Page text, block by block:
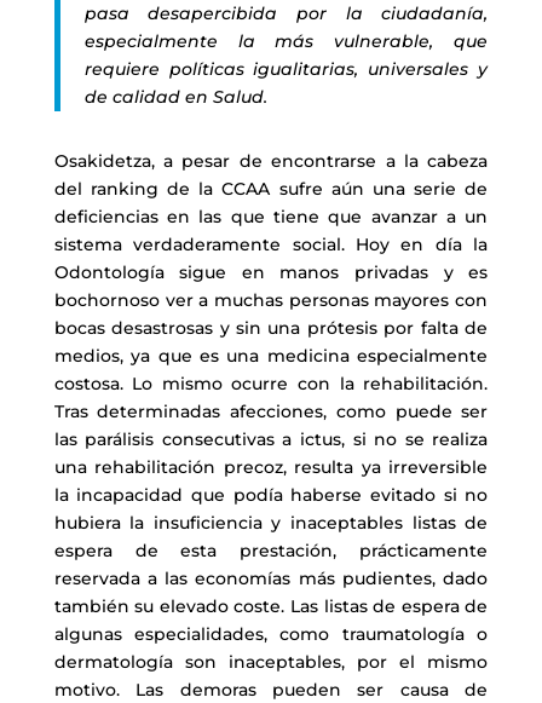
pasa desapercibida por la ciudadanía,
especialmente la más vulnerable, que
requiere políticas igualitarias, universales y
de calidad en Salud.
Osakidetza, a pesar de encontrarse a la cabeza
del ranking de la CCAA sufre aún una serie de
deficiencias en las que tiene que avanzar a un
sistema verdaderamente social. Hoy en día la
Odontología sigue en manos privadas y es
bochornoso ver a muchas personas mayores con
bocas desastrosas y sin una prótesis por falta de
medios, ya que es una medicina especialmente
costosa. Lo mismo ocurre con la rehabilitación.
Tras determinadas afecciones, como puede ser
las parálisis consecutivas a ictus, si no se realiza
una rehabilitación precoz, resulta ya irreversible
la incapacidad que podía haberse evitado si no
hubiera la insuficiencia y inaceptables listas de
espera de esta prestación, prácticamente
reservada a las economías más pudientes, dado
también su elevado coste. Las listas de espera de
algunas especialidades, como traumatología o
dermatología son inaceptables, por el mismo
motivo. Las demoras pueden ser causa de